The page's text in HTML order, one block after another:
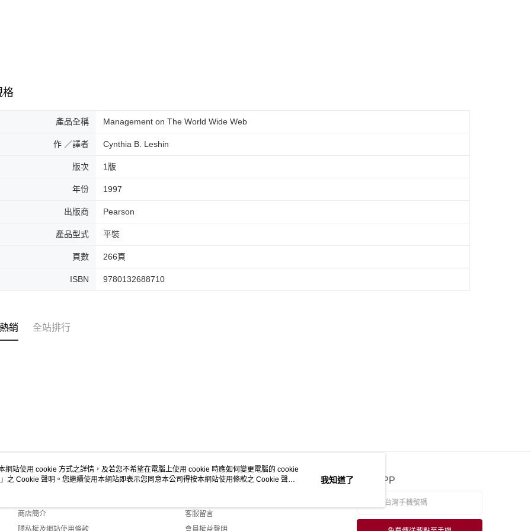
格
產品全稱 Management on The World Wide Web
作 ／譯者 Cynthia B. Leshin
版次 1版
年份 1997
出版商 Pearson
產品型式 平裝
頁數 266頁
ISBN 9780132688710
銷 全站排行
關於我們
商店簡介
隱私權及網站使用條款
客服資訊
客服留言
會員權益聲明
官方APP
網站使用 cookie 方式之詳情，及若您不希望在電腦上使用 cookie 時應如何變更電腦的 cookie
」之 Cookie 聲明。您繼續使用本網站即表示您同意本公司得按本網站使用條款之 Cookie 聲明
我知道了